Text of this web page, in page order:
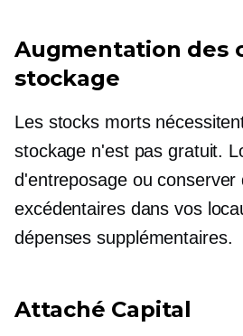
Augmentation des
stockage
Les stocks morts
stockage n'est pas gratuit.
d'entreposage ou conserver
excédentaires dans vos
dépenses supplémentaires.
Attaché Capital